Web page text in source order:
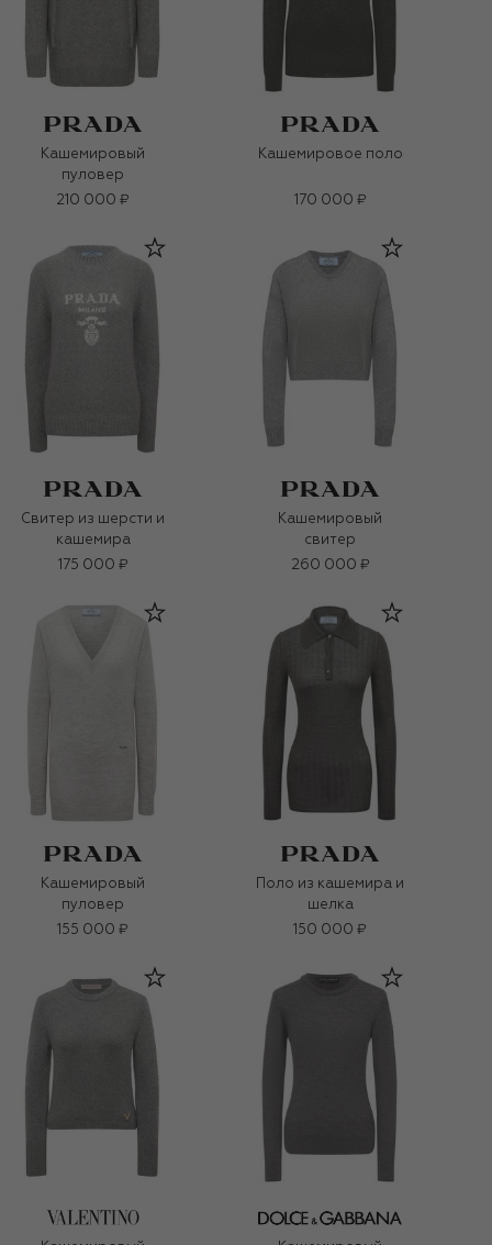
Кашемировый
пуловер
210 000 ₽
Кашемировое поло
170 000 ₽
Свитер из шерсти и
кашемира
175 000 ₽
Кашемировый
свитер
260 000 ₽
Кашемировый
пуловер
155 000 ₽
Поло из кашемира и
шелка
150 000 ₽